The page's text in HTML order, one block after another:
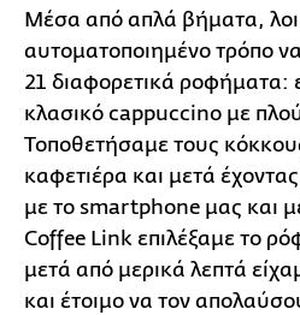
Μέσα από απλά βήματα,
αυτοματοποιημένο τρόπο
21 διαφορετικά ροφήματα:
κλασικό cappuccino με
Τοποθετήσαμε τους
καφετιέρα και μετά
με το smartphone μας και
Coffee Link επιλέξαμε το
μετά από μερικά λεπτά
και έτοιμο να τον